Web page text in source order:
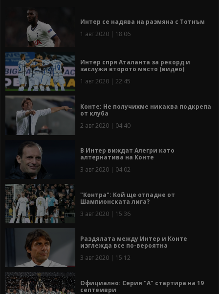
Интер се надява на размяна с Тотнъм
1 авг 2020 | 18:06
Интер спря Аталанта за рекорд и
заслужи второто място (видео)
1 авг 2020 | 22:45
Конте: Не получихме никаква подкрепа
от клуба
2 авг 2020 | 04:40
В Интер виждат Алегри като
алтернатива на Конте
3 авг 2020 | 04:02
"Контра": Кой ще отпадне от
Шампионската лига?
3 авг 2020 | 15:36
Раздялата между Интер и Конте
изглежда все по-вероятна
3 авг 2020 | 15:12
Официално: Серия "А" стартира на 19
септември